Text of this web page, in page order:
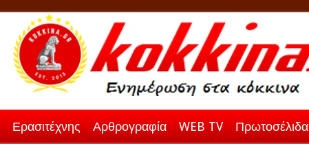
Ερασιτέχνης Αρθρογραφία WEB TV Πρωτοσέλιδα